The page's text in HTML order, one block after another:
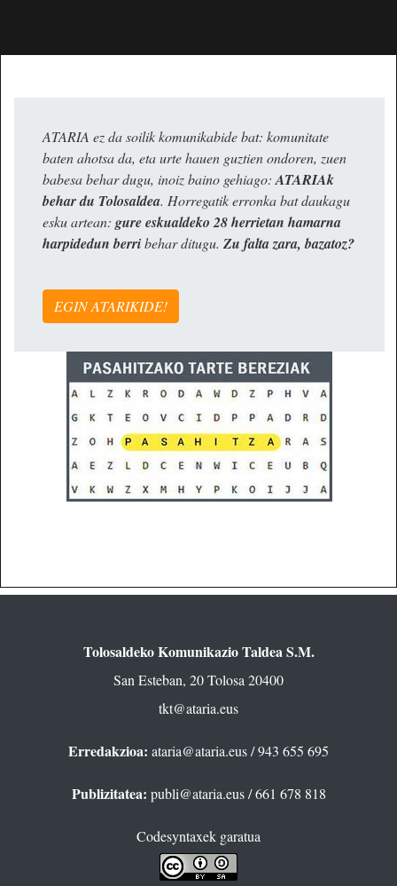
ATARIA ez da soilik komunikabide bat: komunitate
baten ahotsa da, eta urte hauen guztien ondoren, zuen
babesa behar dugu, inoiz baino gehiago:ATARIAk
behar du Tolosaldea. Horregatik erronka bat daukagu
esku artean: gure eskualdeko 28 herrietan hamarna
harpidedun berribehar ditugu. Zu falta zara, bazatoz?
EGIN ATARIKIDE!
Tolosaldeko Komunikazio Taldea S.M.
San Esteban, 20 Tolosa 20400
tkt@ataria.eus
Erredakzioa: ataria@ataria.eus/ 943 655 695
Publizitatea: publi@ataria.eus/ 661 678 818
Codesyntaxek garatua